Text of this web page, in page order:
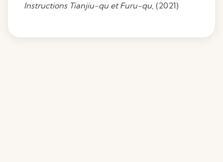
Instructions Tianjiu-qu et Furu-qu, (2021)